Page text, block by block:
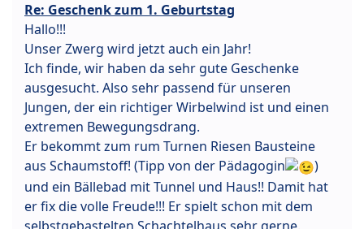
Re: Geschenk zum 1. Geburtstag
Hallo!!!
Unser Zwerg wird jetzt auch ein Jahr!
Ich finde, wir haben da sehr gute Geschenke
ausgesucht. Also sehr passend für unseren
Jungen, der ein richtiger Wirbelwind ist und einen
extremen Bewegungsdrang.
Er bekommt zum rum Turnen Riesen Bausteine
aus Schaumstoff! (Tipp von der Pädagogin
)
und ein Bällebad mit Tunnel und Haus!! Damit hat
er fix die volle Freude!!! Er spielt schon mit dem